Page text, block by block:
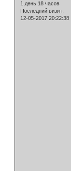
1 день 18 часов
Последний визит:
12-05-2017 20:22:38